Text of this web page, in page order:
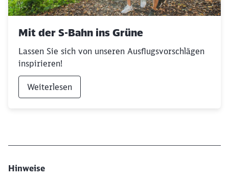
Mit der S-Bahn ins Grüne
Lassen Sie sich von unseren Ausflugsvorschlägen
inspirieren!
Weiterlesen
Hinweise